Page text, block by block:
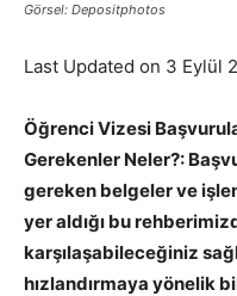
Görsel: Depositphotos
Last Updated on 3 Eylül
Öğrenci Vizesi
Gerekenler Neler?:
gereken belgeler ve
yer aldığı bu
karşılaşabileceğiniz
hızlandırmaya yönelik